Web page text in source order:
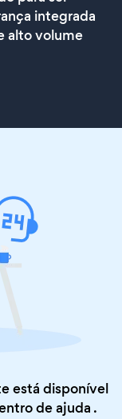
integrada
alto volume
está disponível
de ajuda .